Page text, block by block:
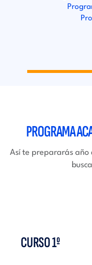
PROGRAMA
Así te prepararás
CURSO 1º